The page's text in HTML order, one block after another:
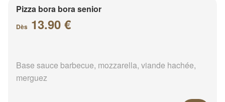
Pizza bora bora senior
Dès 13.90 €
Base sauce barbecue, mozzarella, viande hachée,
merguez